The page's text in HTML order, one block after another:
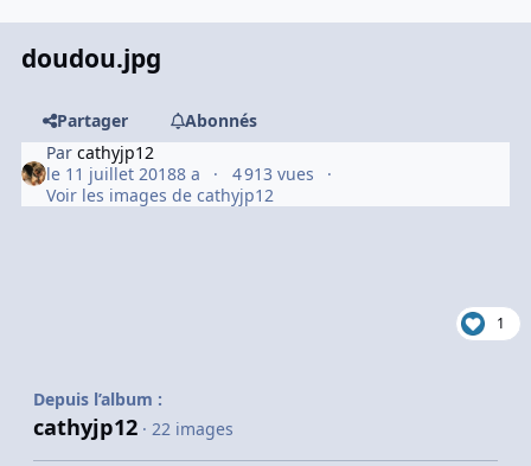
doudou.jpg
Partager
Abonnés
Parcathyjp12
le 11 juillet 20188 a
4 913 vues
Voir les images de cathyjp12
1
Depuis l’album :
cathyjp12 · 22 images